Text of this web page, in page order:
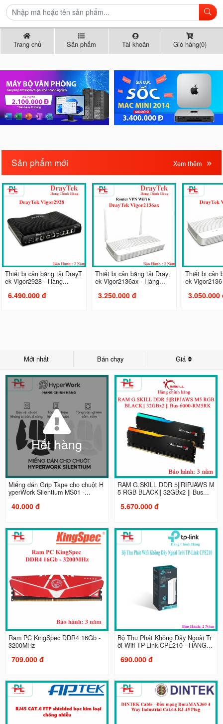
Trang chủ Sản phẩm Tài khoản Giỏ hàng(0)
Sản phẩm mới Xem thêm
Thiết bị cân bằng tải DrayT
ek Vigor2928 - Hàng...
6.490.000 đ
Thiết bị cân bằng tải Drayt
ek Vigor2136ax - Hàng...
3.250.000 đ
Thiết bị cân
ek
3.050.000
Mới nhất Bán chạy Giá
Hết hàng
Miếng dán Grip Tape cho chuột H
yperWork Silentium MS01 -...
40.000 đ
RAM G.SKILL DDR 5||RIPJAWS M
5 RGB BLACK|| 32GBx2 || Bus...
5.670.000 đ
Ram PC KingSpec DDR4 16Gb -
3200MHz
709.000 đ
Bộ Thu Phát Không Dây Ngoài Tr
ời Wifi TP-Link CPE210 - HÀNG...
690.000 đ